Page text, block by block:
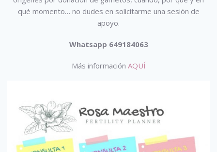
qué momento… no dudes en solicitarme una sesión de
apoyo.
Whatsapp 649184063
Más información AQUÍ